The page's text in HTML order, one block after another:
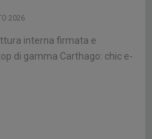
2026
interna firmata e
di gamma Carthago: chic e-